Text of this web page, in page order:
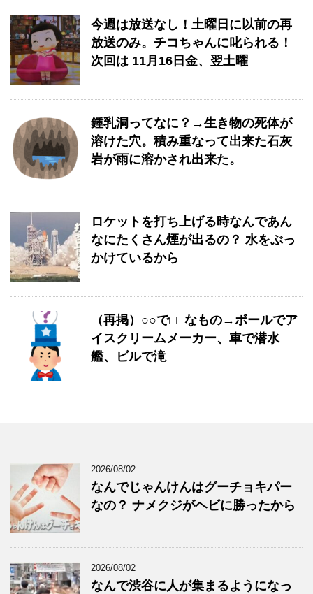
今週は放送なし！土曜日に以前の再
放送のみ。チコちゃんに叱られる！
次回は 11月16日金、翌土曜
鍾乳洞ってなに？→生き物の死体が
溶けた穴。積み重なって出来た石灰
岩が雨に溶かされ出来た。
ロケットを打ち上げる時なんであん
なにたくさん煙が出るの？ 水をぶっ
かけているから
（再掲）○○で□□なもの→ボールでア
イスクリームメーカー、車で潜水
艦、ビルで滝
2026/08/02
なんでじゃんけんはグーチョキパー
なの？ ナメクジがヘビに勝ったから
2026/08/02
なんで渋谷に人が集まるようになっ